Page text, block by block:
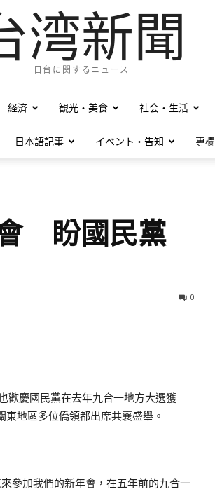
湾新聞
日台に関するニュース
経済 観光・美食 社会・生活
日本語記事 イベント・告知 專欄
盼國民黨
0
歡慶國民黨在去年九合一地方大選獲
地區多位僑領都出席共襄盛舉。
參加我們的新年會，在五年前的九合一